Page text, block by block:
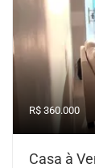
R$ 360.000
Casa à